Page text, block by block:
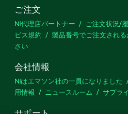
ご注文
NI代理店パートナー ご注文状況/
ビス規約
製品番号でご注文され
さい
会社情報
NIはエマソン社の一員になりました
用情報
ニュースルーム サプラ
サポート